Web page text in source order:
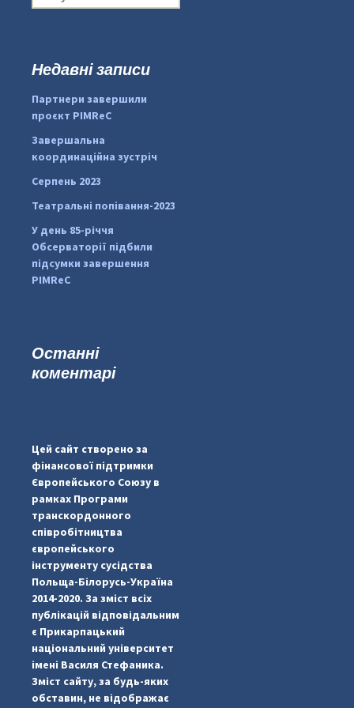
#PipIvanToday
pimrec_project
о
:Недавні записи
Партнери завершили
проєкт PIMReC
Завершальна
координаційна зустріч
Серпень 2023
Театральні попівання-2023
У день 85-річчя
Обсерваторії підбили
підсумки завершення
PIMReC
Останні
коментарі
Цей сайт створено за
фінансової підтримки
Європейського Союзу в
рамках Програми
транскордонного
співробітництва
європейського
інструменту сусідства
Польща-Білорусь-Україна
2014-2020. За зміст всіх
публікацій відповідальним
є Прикарпацький
національний університет
імені Василя Стефаника.
Зміст сайту, за будь-яких
обставин, не відображає